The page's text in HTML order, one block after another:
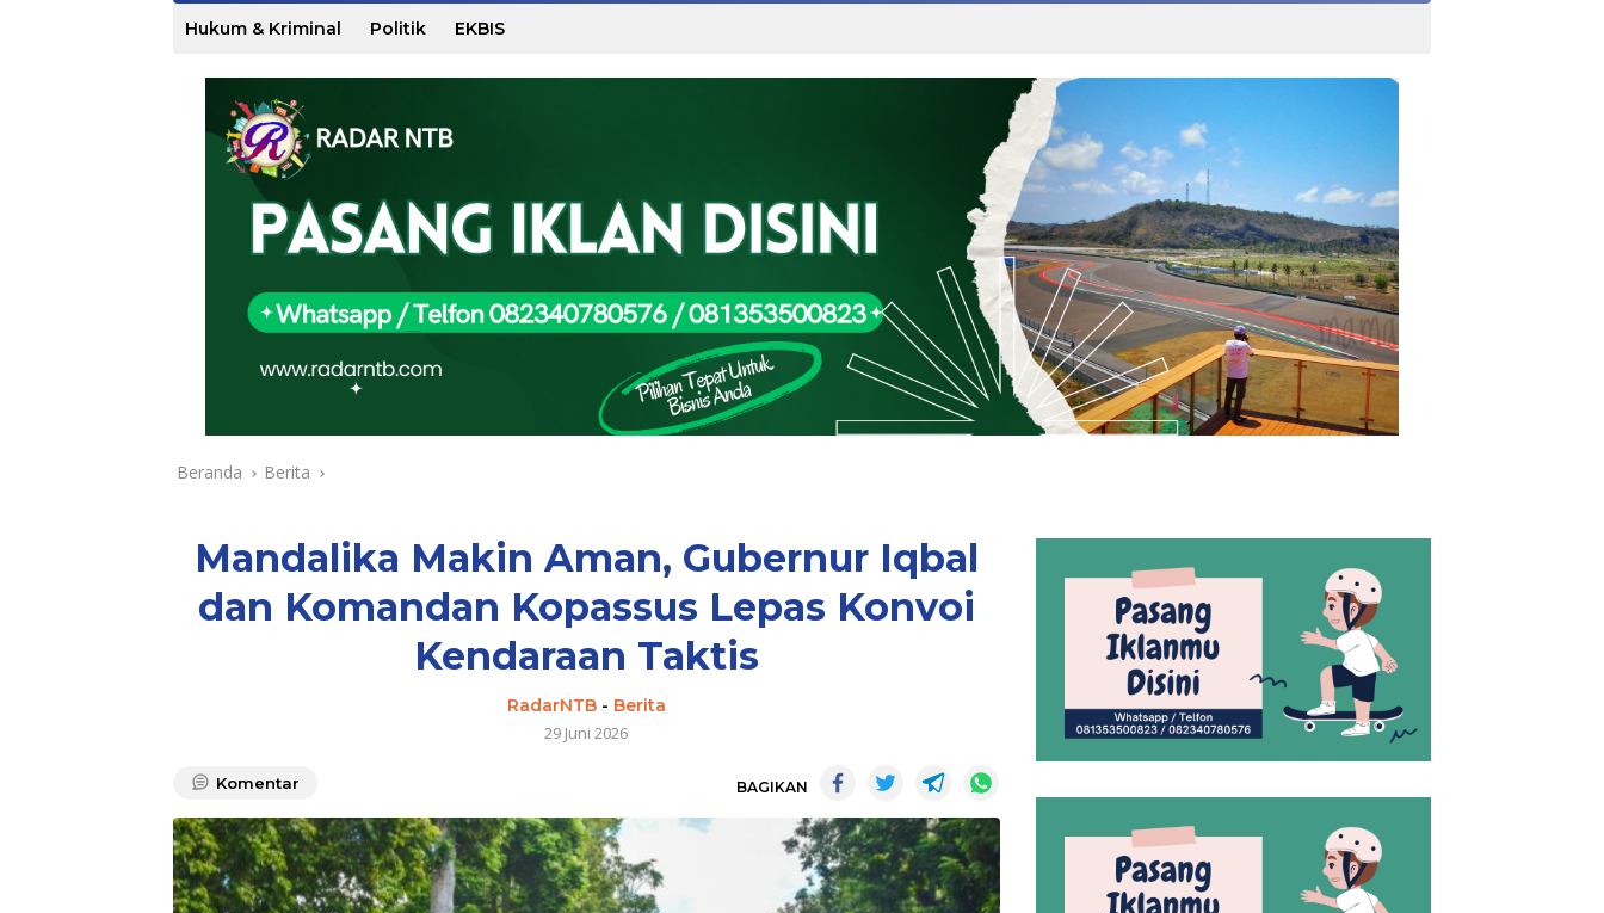
Hukum & Kriminal Politik EKBIS
Beranda Berita
Mandalika Makin Aman, Gubernur Iqbal
dan Komandan Kopassus Lepas Konvoi
Kendaraan Taktis
RadarNTB- Berita
29 Juni 2026
Komentar BAGIKAN